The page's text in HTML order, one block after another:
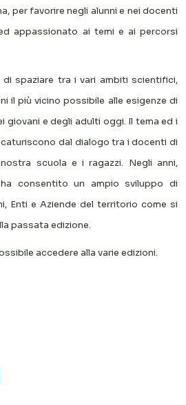
per favorire negli alunni e nei docenti
appassionato ai temi e ai percorsi
di spaziare tra i vari ambiti scientifici,
il più vicino possibile alle esigenze di
giovani e degli adulti oggi. Il tema ed i
dal dialogo tra i docenti di
scuola e i ragazzi. Negli anni,
consentito un ampio sviluppo di
Enti e Aziende del territorio come si
passata edizione.
accedere alla varie edizioni.